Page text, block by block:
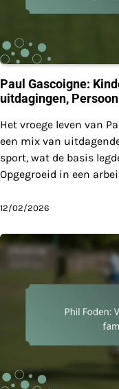
Paul Gascoigne:
uitdagingen,
Het vroege leven van
een mix van
sport, wat de basis
Opgegroeid in een
12/02/2026